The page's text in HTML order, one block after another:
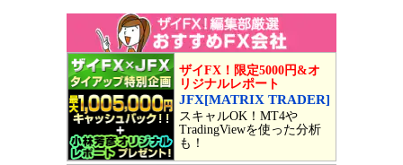
ザイFX！限定5000円&オ
リジナルレポート
JFX[MATRIX TRADER]
スキャルOK！MT4や
TradingViewを使った分析
も！